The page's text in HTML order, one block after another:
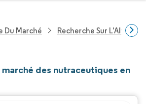
Du Marché Recherche Sur
des nutraceutiques en